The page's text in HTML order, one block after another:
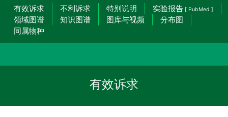
有效诉求 不利诉求 特别说明 实验报告 [ PubMed ]
领域图谱 知识图谱 图库与视频
分布图
同属物种
有效诉求